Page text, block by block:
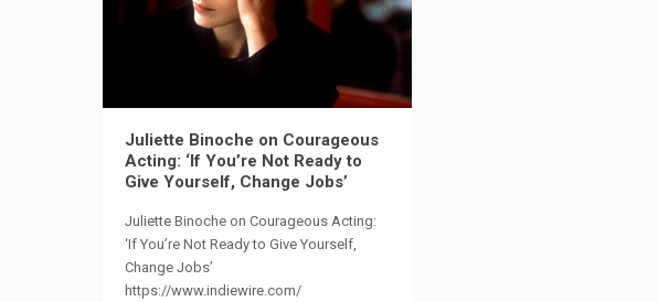
Juliette Binoche on Courageous
Acting: ‘If You’re Not Ready to
Give Yourself, Change Jobs’
Juliette Binoche on Courageous Acting:
‘If You’re Not Ready to Give Yourself,
Change Jobs’
https://www.indiewire.com/